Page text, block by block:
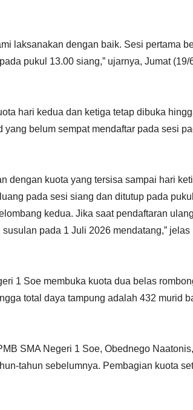
laksanakan dengan baik. Sesi pertama
pukul 13.00 siang,” ujarnya, Jumat (19/
hari kedua dan ketiga tetap dibuka
yang belum sempat mendaftar pada sesi
dengan kuota yang tersisa sampai hari
pada sesi siang dan ditutup pada
kedua. Jika saat pendaftaran
pada 1 Juli 2026 mendatang,” jelas
1 Soe membuka kuota dua belas
total daya tampung adalah 432 murid
SMA Negeri 1 Soe, Obednego
tahun sebelumnya. Pembagian kuota